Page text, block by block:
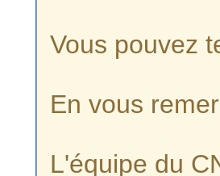
Vous pouvez
En vous
L'équipe du